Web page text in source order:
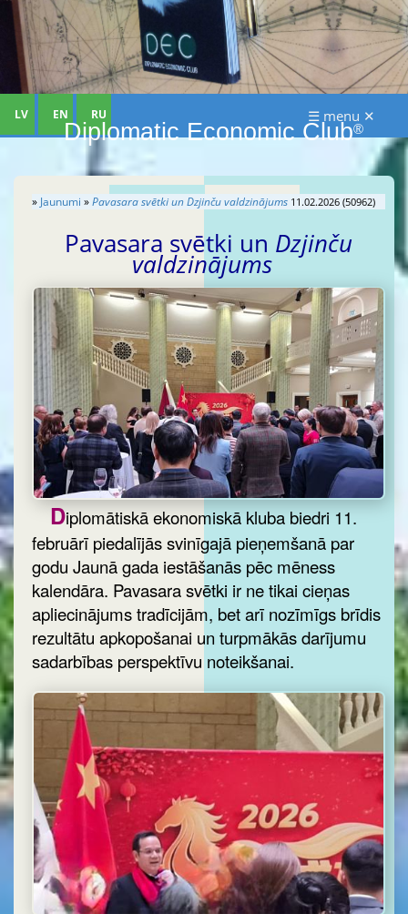
Diplomatic Economic Club®
LV EN RU ☰ menu ✕
» Jaunumi »Pavasara svētki unDzjinču valdzinājums 11.02.2026 (50962)
Pavasara svētki un Dzjinču
valdzinājums
Diplomātiskā ekonomiskā kluba biedri 11.
februārī piedalījās svinīgajā pieņemšanā par
godu Jaunā gada iestāšanās pēc mēness
kalendāra. Pavasara svētki ir ne tikai cieņas
apliecinājums tradīcijām, bet arī nozīmīgs brīdis
rezultātu apkopošanai un turpmākās darījumu
sadarbības perspektīvu noteikšanai.